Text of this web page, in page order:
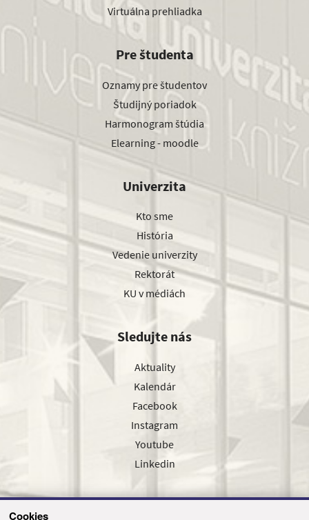
Cookies
Virtuálna prehliadka
Pre študenta
Oznamy pre študentov
Študijný poriadok
Harmonogram štúdia
Elearning - moodle
Univerzita
Kto sme
História
Vedenie univerzity
Rektorát
KU v médiách
Sledujte nás
Aktuality
Kalendár
Facebook
Instagram
Youtube
Linkedin